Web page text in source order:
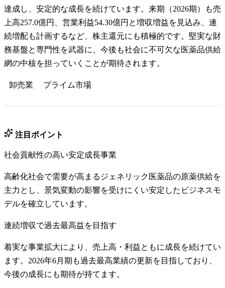
達成し、安定的な成長を続けています。来期（2026期）も売
上高257.0億円、営業利益54.30億円と増収増益を見込み、連
続増配も計画するなど、株主還元にも積極的です。堅実な財
務基盤と専門性を武器に、今後も社会に不可欠な医薬品供給
網の中核を担っていくことが期待されます。
卸売業 プライム市場
注目ポイント
社会貢献性の高い安定成長事業
高齢化社会で需要が高まるジェネリック医薬品の原薬供給を
主力とし、景気変動の影響を受けにくい安定したビジネスモ
デルを確立しています。
連続増収で過去最高益を目指す
着実な事業拡大により、売上高・利益ともに成長を続けてい
ます。2026年6月期も過去最高業績の更新を目指しており、
今後の成長にも期待が持てます。